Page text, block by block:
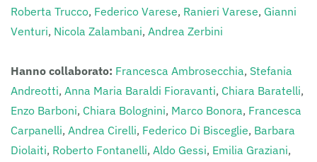
Roberta Trucco, Federico Varese, Ranieri Varese, Gianni
Venturi, Nicola Zalambani, Andrea Zerbini
Hanno collaborato: Francesca Ambrosecchia, Stefania
Andreotti, Anna Maria Baraldi Fioravanti, Chiara Baratelli,
Enzo Barboni, Chiara Bolognini, Marco Bonora, Francesca
Carpanelli, Andrea Cirelli, Federico Di Bisceglie, Barbara
Diolaiti, Roberto Fontanelli, Aldo Gessi, Emilia Graziani,